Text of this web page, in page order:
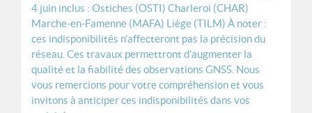
4 juin inclus : Ostiches (OSTI) Charleroi (CHAR)
Marche-en-Famenne (MAFA) Liège (TILM) À noter :
ces indisponibilités n’affecteront pas la précision du
réseau. Ces travaux permettront d’augmenter la
qualité et la fiabilité des observations GNSS. Nous
vous remercions pour votre compréhension et vous
invitons à anticiper ces indisponibilités dans vos